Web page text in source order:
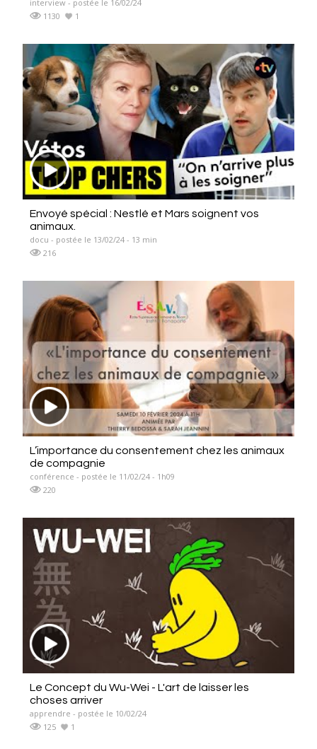
interview - postée le 16/02/24
1130
1
Envoyé spécial : Nestlé et Mars soignent vos
animaux.
docu - postée le 13/02/24 - 13 min
216
L’importance du consentement chez les animaux
de compagnie
conférence - postée le 11/02/24 - 1h09
220
Le Concept du Wu-Wei - L'art de laisser les
choses arriver
apprendre - postée le 10/02/24
125
1